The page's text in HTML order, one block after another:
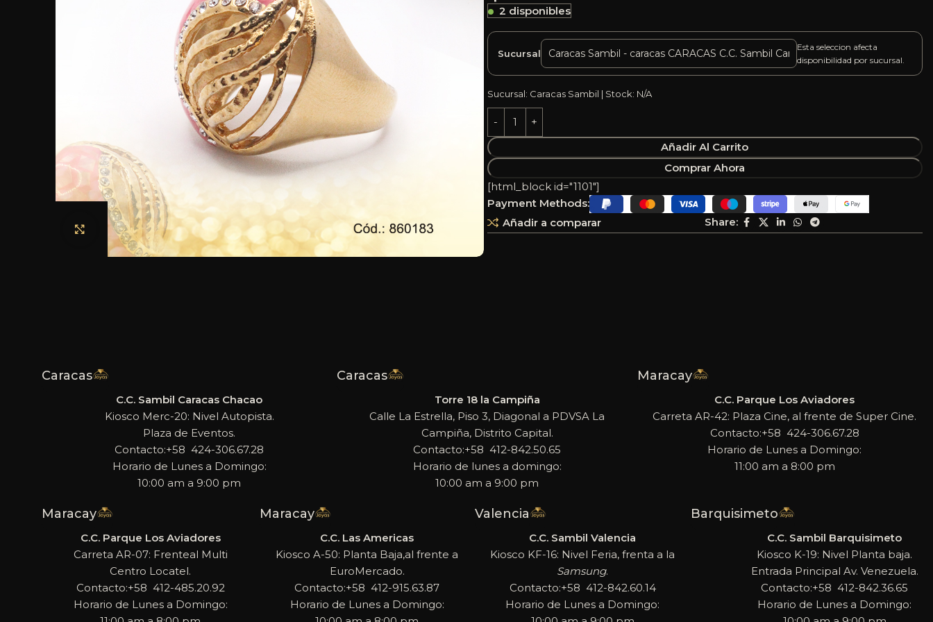
Haga clic para ampliar
2 disponibles
Sucursal
Esta seleccion afecta
disponibilidad por sucursal.
Sucursal: Caracas Sambil | Stock: N/A
Añadir Al Carrito
Comprar Ahora
Añadir a comparar Share:
[html_block id="1101"]
Payment Methods:
Caracas
C.C. Sambil Caracas Chacao
Kiosco Merc-20: Nivel Autopista.
Plaza de Eventos.
Contacto:+58 424-306.67.28
Horario de Lunes a Domingo:
10:00 am a 9:00 pm
Caracas
Torre 18 la Campiña
Calle La Estrella, Piso 3, Diagonal a PDVSA La
Campiña, Distrito Capital.
Contacto:+58 412-842.50.65
Horario de lunes a domingo:
10:00 am a 9:00 pm
Maracay
C.C. Parque Los Aviadores
Carreta AR-42: Plaza Cine, al frente de Super Cine.
Contacto:+58 424-306.67.28
Horario de Lunes a Domingo:
11:00 am a 8:00 pm
Maracay
C.C. Parque Los Aviadores
Carreta AR-07: Frenteal Multi
Centro Locatel.
Contacto:+58 412-485.20.92
Horario de Lunes a Domingo:
Maracay
C.C. Las Americas
Kiosco A-50: Planta Baja,al frente a
EuroMercado.
Contacto:+58 412-915.63.87
Horario de Lunes a Domingo:
Valencia
C.C. Sambil Valencia
Kiosco KF-16: Nivel Feria, frenta a la
Samsung.
Contacto:+58 412-842.60.14
Horario de Lunes a Domingo:
Barquisimeto
C.C. Sambil Barquisimeto
Kiosco K-19: Nivel Planta baja.
Entrada Principal Av. Venezuela.
Contacto:+58 412-842.36.65
Horario de Lunes a Domingo: